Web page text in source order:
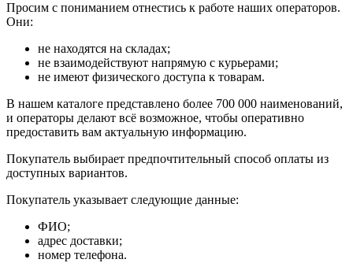
Просим с пониманием отнестись к работе наших операторов.
Они:
не находятся на складах;
не взаимодействуют напрямую с курьерами;
не имеют физического доступа к товарам.
В нашем каталоге представлено более 700 000 наименований,
и операторы делают всё возможное, чтобы оперативно
предоставить вам актуальную информацию.
Покупатель выбирает предпочтительный способ оплаты из
доступных вариантов.
Покупатель указывает следующие данные:
ФИО;
адрес доставки;
номер телефона.